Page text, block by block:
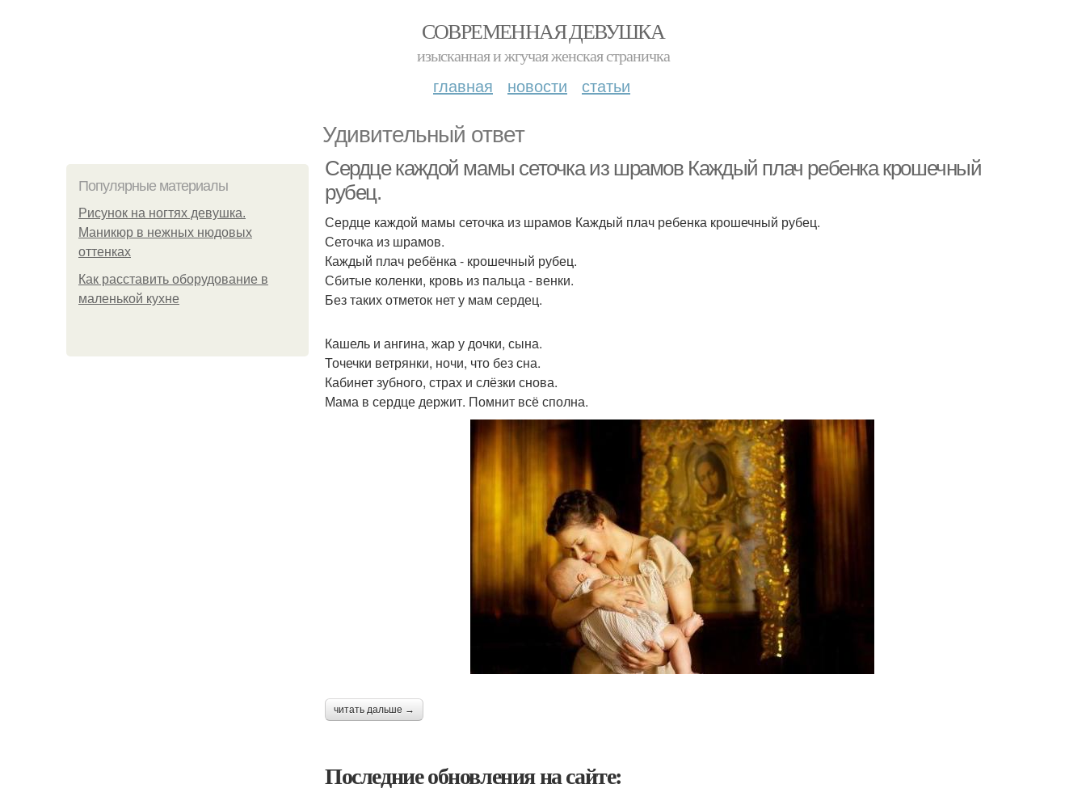
СОВРЕМЕННАЯ ДЕВУШКА
изысканная и жгучая женская страничка
главная новости статьи
Удивительный ответ
Популярные материалы
Рисунок на ногтях девушка.
Маникюр в нежных нюдовых
оттенках
Как расставить оборудование в
маленькой кухне
Сердце каждой мамы сеточка из шрамов Каждый плач ребенка крошечный
рубец.
Сердце каждой мамы сеточка из шрамов Каждый плач ребенка крошечный рубец.
Сеточка из шрамов.
Каждый плач ребёнка - крошечный рубец.
Сбитые коленки, кровь из пальца - венки.
Без таких отметок нет у мам сердец.
Кашель и ангина, жар у дочки, сына.
Точечки ветрянки, ночи, что без сна.
Кабинет зубного, страх и слёзки снова.
Мама в сердце держит. Помнит всё сполна.
читать дальше →
Последние обновления на сайте: